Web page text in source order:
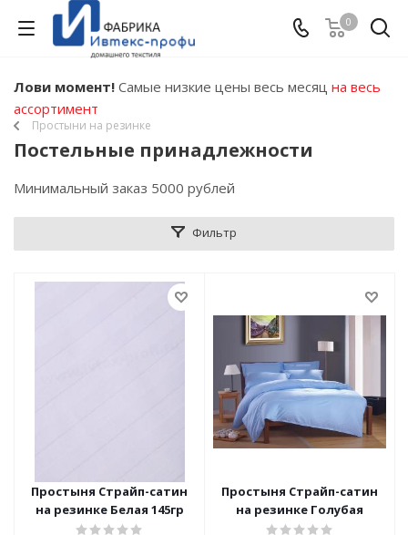
0
Лови момент! Самые низкие цены весь месяц на весь
ассортимент
Простыни на резинке
Постельные принадлежности
Минимальный заказ 5000 рублей
Фильтр
Простыня Страйп-сатин
на резинке Белая 145гр
Простыня Страйп-сатин
на резинке Голубая